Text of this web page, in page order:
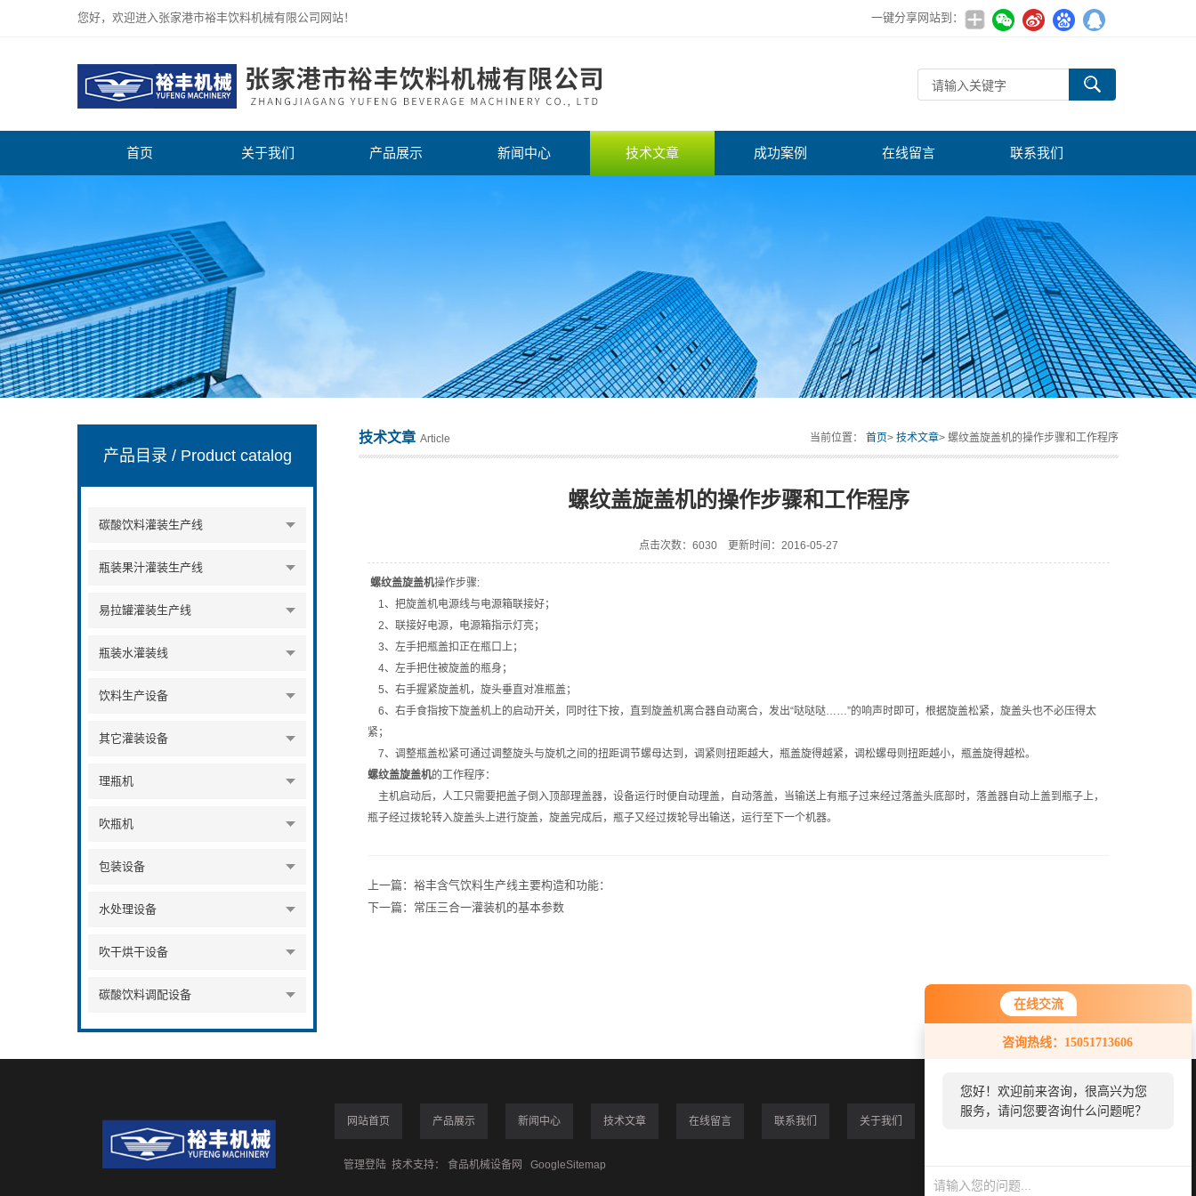
在线交流
咨询热线：15051713606
您好！欢迎前来咨询，很高兴为您
服务，请问您要咨询什么问题呢？
您好，欢迎进入张家港市裕丰饮料机械有限公司网站！ 一键分享网站到：
首页 关于我们 产品展示 新闻中心 技术文章 成功案例 在线留言 联系我们
产品目录 / Product catalog
碳酸饮料灌装生产线
瓶装果汁灌装生产线
易拉罐灌装生产线
瓶装水灌装线
饮料生产设备
其它灌装设备
理瓶机
吹瓶机
包装设备
水处理设备
吹干烘干设备
碳酸饮料调配设备
技术文章 Article 当前位置： 首页> 技术文章> 螺纹盖旋盖机的操作步骤和工作程序
螺纹盖旋盖机的操作步骤和工作程序
点击次数：6030 更新时间：2016-05-27
螺纹盖旋盖机操作步骤:
1、把旋盖机电源线与电源箱联接好；
2、联接好电源，电源箱指示灯亮；
3、左手把瓶盖扣正在瓶口上；
4、左手把住被旋盖的瓶身；
5、右手握紧旋盖机，旋头垂直对准瓶盖；
6、右手食指按下旋盖机上的启动开关，同时往下按，直到旋盖机离合器自动离合，发出“哒哒哒……”的响声时即可，根据旋盖松紧，旋盖头也不必压得太
紧；
7、调整瓶盖松紧可通过调整旋头与旋机之间的扭距调节螺母达到，调紧则扭距越大，瓶盖旋得越紧，调松螺母则扭距越小，瓶盖旋得越松。
螺纹盖旋盖机的工作程序：
主机启动后，人工只需要把盖子倒入顶部理盖器，设备运行时便自动理盖，自动落盖，当输送上有瓶子过来经过落盖头底部时，落盖器自动上盖到瓶子上，
瓶子经过拨轮转入旋盖头上进行旋盖，旋盖完成后，瓶子又经过拨轮导出输送，运行至下一个机器。
上一篇： 裕丰含气饮料生产线主要构造和功能：
下一篇： 常压三合一灌装机的基本参数
网站首页 产品展示 新闻中心 技术文章 在线留言 联系我们 关于我们
管理登陆 技术支持： 食品机械设备网 GoogleSitemap